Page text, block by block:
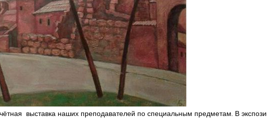
выставка наших преподавателей по специальным предметам. В